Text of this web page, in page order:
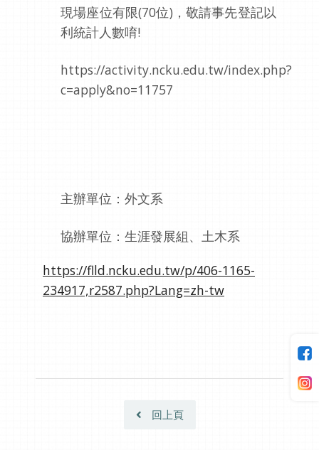
現場座位有限(70位)，敬請事先登記以
利統計人數唷!
https://activity.ncku.edu.tw/index.php?
c=apply&no=11757
主辦單位：外文系
協辦單位：生涯發展組、土木系
https://flld.ncku.edu.tw/p/406-1165-
234917,r2587.php?Lang=zh-tw
回上頁